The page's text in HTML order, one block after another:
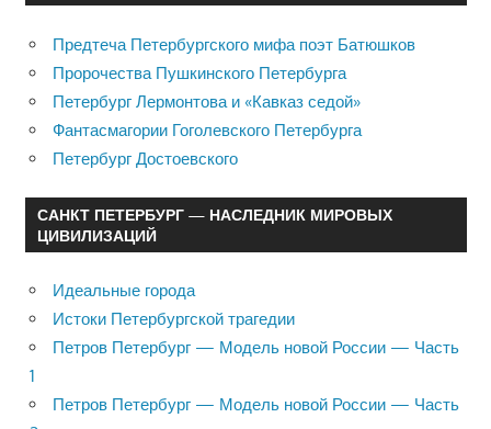
Предтеча Петербургского мифа поэт Батюшков
Пророчества Пушкинского Петербурга
Петербург Лермонтова и «Кавказ седой»
Фантасмагории Гоголевского Петербурга
Петербург Достоевского
САНКТ ПЕТЕРБУРГ — НАСЛЕДНИК МИРОВЫХ
ЦИВИЛИЗАЦИЙ
Идеальные города
Истоки Петербургской трагедии
Петров Петербург — Модель новой России — Часть
1
Петров Петербург — Модель новой России — Часть